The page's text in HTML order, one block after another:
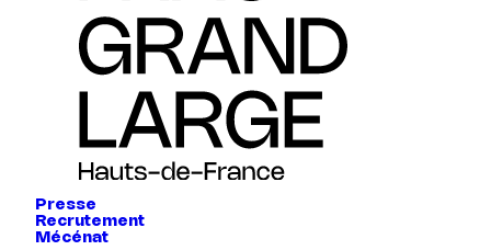
Presse
Recrutement
Mécénat